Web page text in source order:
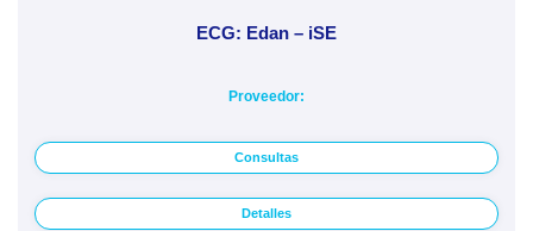
ECG: Edan – iSE
Proveedor:
Consultas
Detalles